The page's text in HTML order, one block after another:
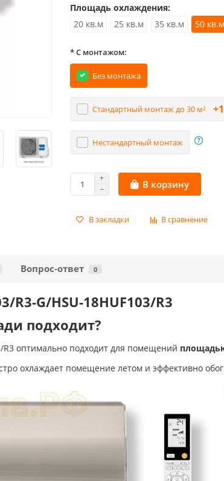
Площадь охлаждения:
20 кв.м
25 кв.м 35 кв.м 50 кв.м
* С монтажом:
Без монтажа
Стандартный монтаж до 30 м²
Нестандартный монтаж
В корзину
В закладки В сравнение
Вопрос-ответ 0
R3-G/HSU-18HUF103/R3
подходит?
R3 оптимально подходит для помещений
охлаждает помещение летом и эффективно